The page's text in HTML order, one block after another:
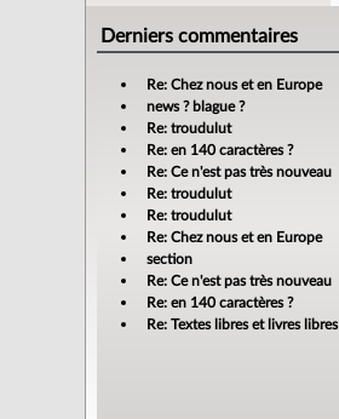
Derniers commentaires
Re: Chez nous et en Europe
news ? blague ?
Re: troudulut
Re: en 140 caractères ?
Re: Ce n'est pas très nouveau
Re: troudulut
Re: troudulut
Re: Chez nous et en Europe
section
Re: Ce n'est pas très nouveau
Re: en 140 caractères ?
Re: Textes libres et livres libres